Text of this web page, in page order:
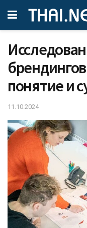
понятие и
11.10.2024